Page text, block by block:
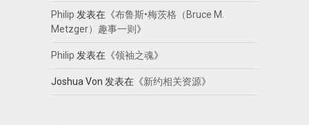
Philip 发表在《布鲁斯•梅茨格（Bruce M.
Metzger）趣事一则 》
Philip 发表在《领袖之魂》
Joshua Von 发表在《新约相关资源》